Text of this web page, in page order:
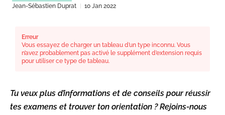
Jean-Sébastien Duprat 10 Jan 2022
Erreur
Vous essayez de charger un tableau d’un type inconnu. Vous
n’avez probablement pas activé le supplément d’extension requis
pour utiliser ce type de tableau.
Tu veux plus d’informations et de conseils pour réussir
tes examens et trouver ton orientation ? Rejoins-nous